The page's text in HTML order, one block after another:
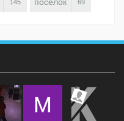
145 поселок 69